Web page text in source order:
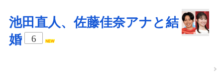
池田直人、佐藤佳奈アナと結
婚
6